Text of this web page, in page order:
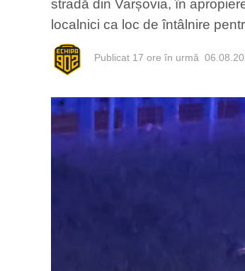
stradă din Varșovia, în
localnici ca loc de întâlnire
Publicat 17 ore în urmă